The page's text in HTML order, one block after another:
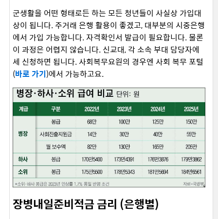
군생활을 어떤 형태로든 하는 모든 청년들이 사실상 가입대
상이 됩니다. 주거래 은행 활용이 좋겠고, 대부분의 시중은행
에서 가입 가능합니다. 자격확인서 발급이 필요합니다. 물론
이 과정은 어렵지 않습니다. 신교대, 각 소속 부대 담당자에
세 신청하면 됩니다. 사회복무요원의 경우엔 사회 복무 포털
(바로 가기)에서 가능하고요.
장병내일준비적금 금리 (은행별)